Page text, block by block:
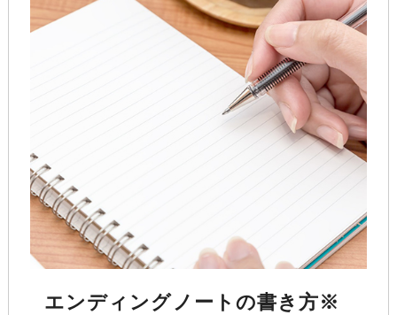
エンディングノートの書き方※